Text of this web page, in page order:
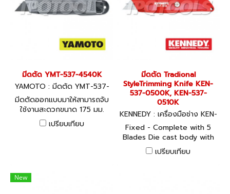
มีดตัด YMT-537-4540K
YAMOTO : มีดตัด YMT-537-
4540K
มีดตัดออกแบบมาให้สามารถจับ
ใช้งานสะดวกขนาด 175 มม.
เปรียบเทียบ
มีดตัด Tradional
StyleTrimming Knife KEN-
537-0500K, KEN-537-
0510K
KENNEDY : เครื่องมือช่าง KEN-
537-0500K, KEN-537-0510K
Fixed - Complete with 5
Blades Die cast body with
heavy duty knurled style for
extra grip which provides a
เปรียบเทียบ
New